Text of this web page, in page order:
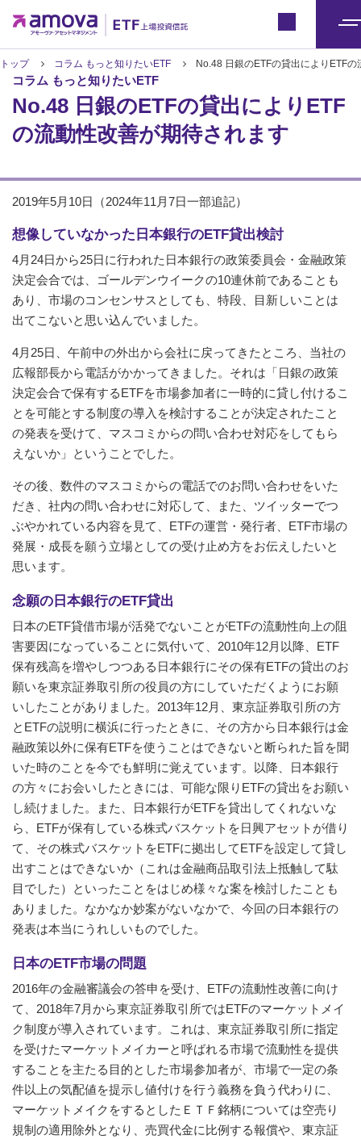
ETFトップ
ニ
ー
トップ コラム もっと知りたいETF No.48 日銀のETFの貸出によりETF
コラム もっと知りたいETF
No.48 日銀のETFの貸出によりETF
の流動性改善が期待されます
2019年5月10日（2024年11月7日一部追記）
想像していなかった日本銀行のETF貸出検討
4月24日から25日に行われた日本銀行の政策委員会・金融政策
決定会合では、ゴールデンウイークの10連休前であることも
あり、市場のコンセンサスとしても、特段、目新しいことは
出てこないと思い込んでいました。
4月25日、午前中の外出から会社に戻ってきたところ、当社の
広報部長から電話がかかってきました。それは「日銀の政策
決定会合で保有するETFを市場参加者に一時的に貸し付けるこ
とを可能とする制度の導入を検討することが決定されたこと
の発表を受けて、マスコミからの問い合わせ対応をしてもら
えないか」ということでした。
その後、数件のマスコミからの電話でのお問い合わせをいた
だき、社内の問い合わせに対応して、また、ツイッターでつ
ぶやかれている内容を見て、ETFの運営・発行者、ETF市場の
発展・成長を願う立場としての受け止め方をお伝えしたいと
思います。
念願の日本銀行のETF貸出
日本のETF貸借市場が活発でないことがETFの流動性向上の阻
害要因になっていることに気付いて、2010年12月以降、ETF
保有残高を増やしつつある日本銀行にその保有ETFの貸出のお
願いを東京証券取引所の役員の方にしていただくようにお願
いしたことがありました。2013年12月、東京証券取引所の方
とETFの説明に横浜に行ったときに、その方から日本銀行は金
融政策以外に保有ETFを使うことはできないと断られた旨を聞
いた時のことを今でも鮮明に覚えています。以降、日本銀行
の方々にお会いしたときには、可能な限りETFの貸出をお願い
し続けました。また、日本銀行がETFを貸出してくれないな
ら、ETFが保有している株式バスケットを日興アセットが借り
て、その株式バスケットをETFに拠出してETFを設定して貸し
出すことはできないか（これは金融商品取引法上抵触して駄
目でした）といったことをはじめ様々な案を検討したことも
ありました。なかなか妙案がないなかで、今回の日本銀行の
発表は本当にうれしいものでした。
日本のETF市場の問題
2016年の金融審議会の答申を受け、ETFの流動性改善に向け
て、2018年7月から東京証券取引所ではETFのマーケットメイ
ク制度が導入されています。これは、東京証券取引所に指定
を受けたマーケットメイカーと呼ばれる市場で流動性を提供
することを主たる目的とした市場参加者が、市場で一定の条
件以上の気配値を提示し値付けを行う義務を負う代わりに、
マーケットメイクをするとしたＥＴＦ銘柄については空売り
規制の適用除外となり、売買代金に比例する報償や、東京証